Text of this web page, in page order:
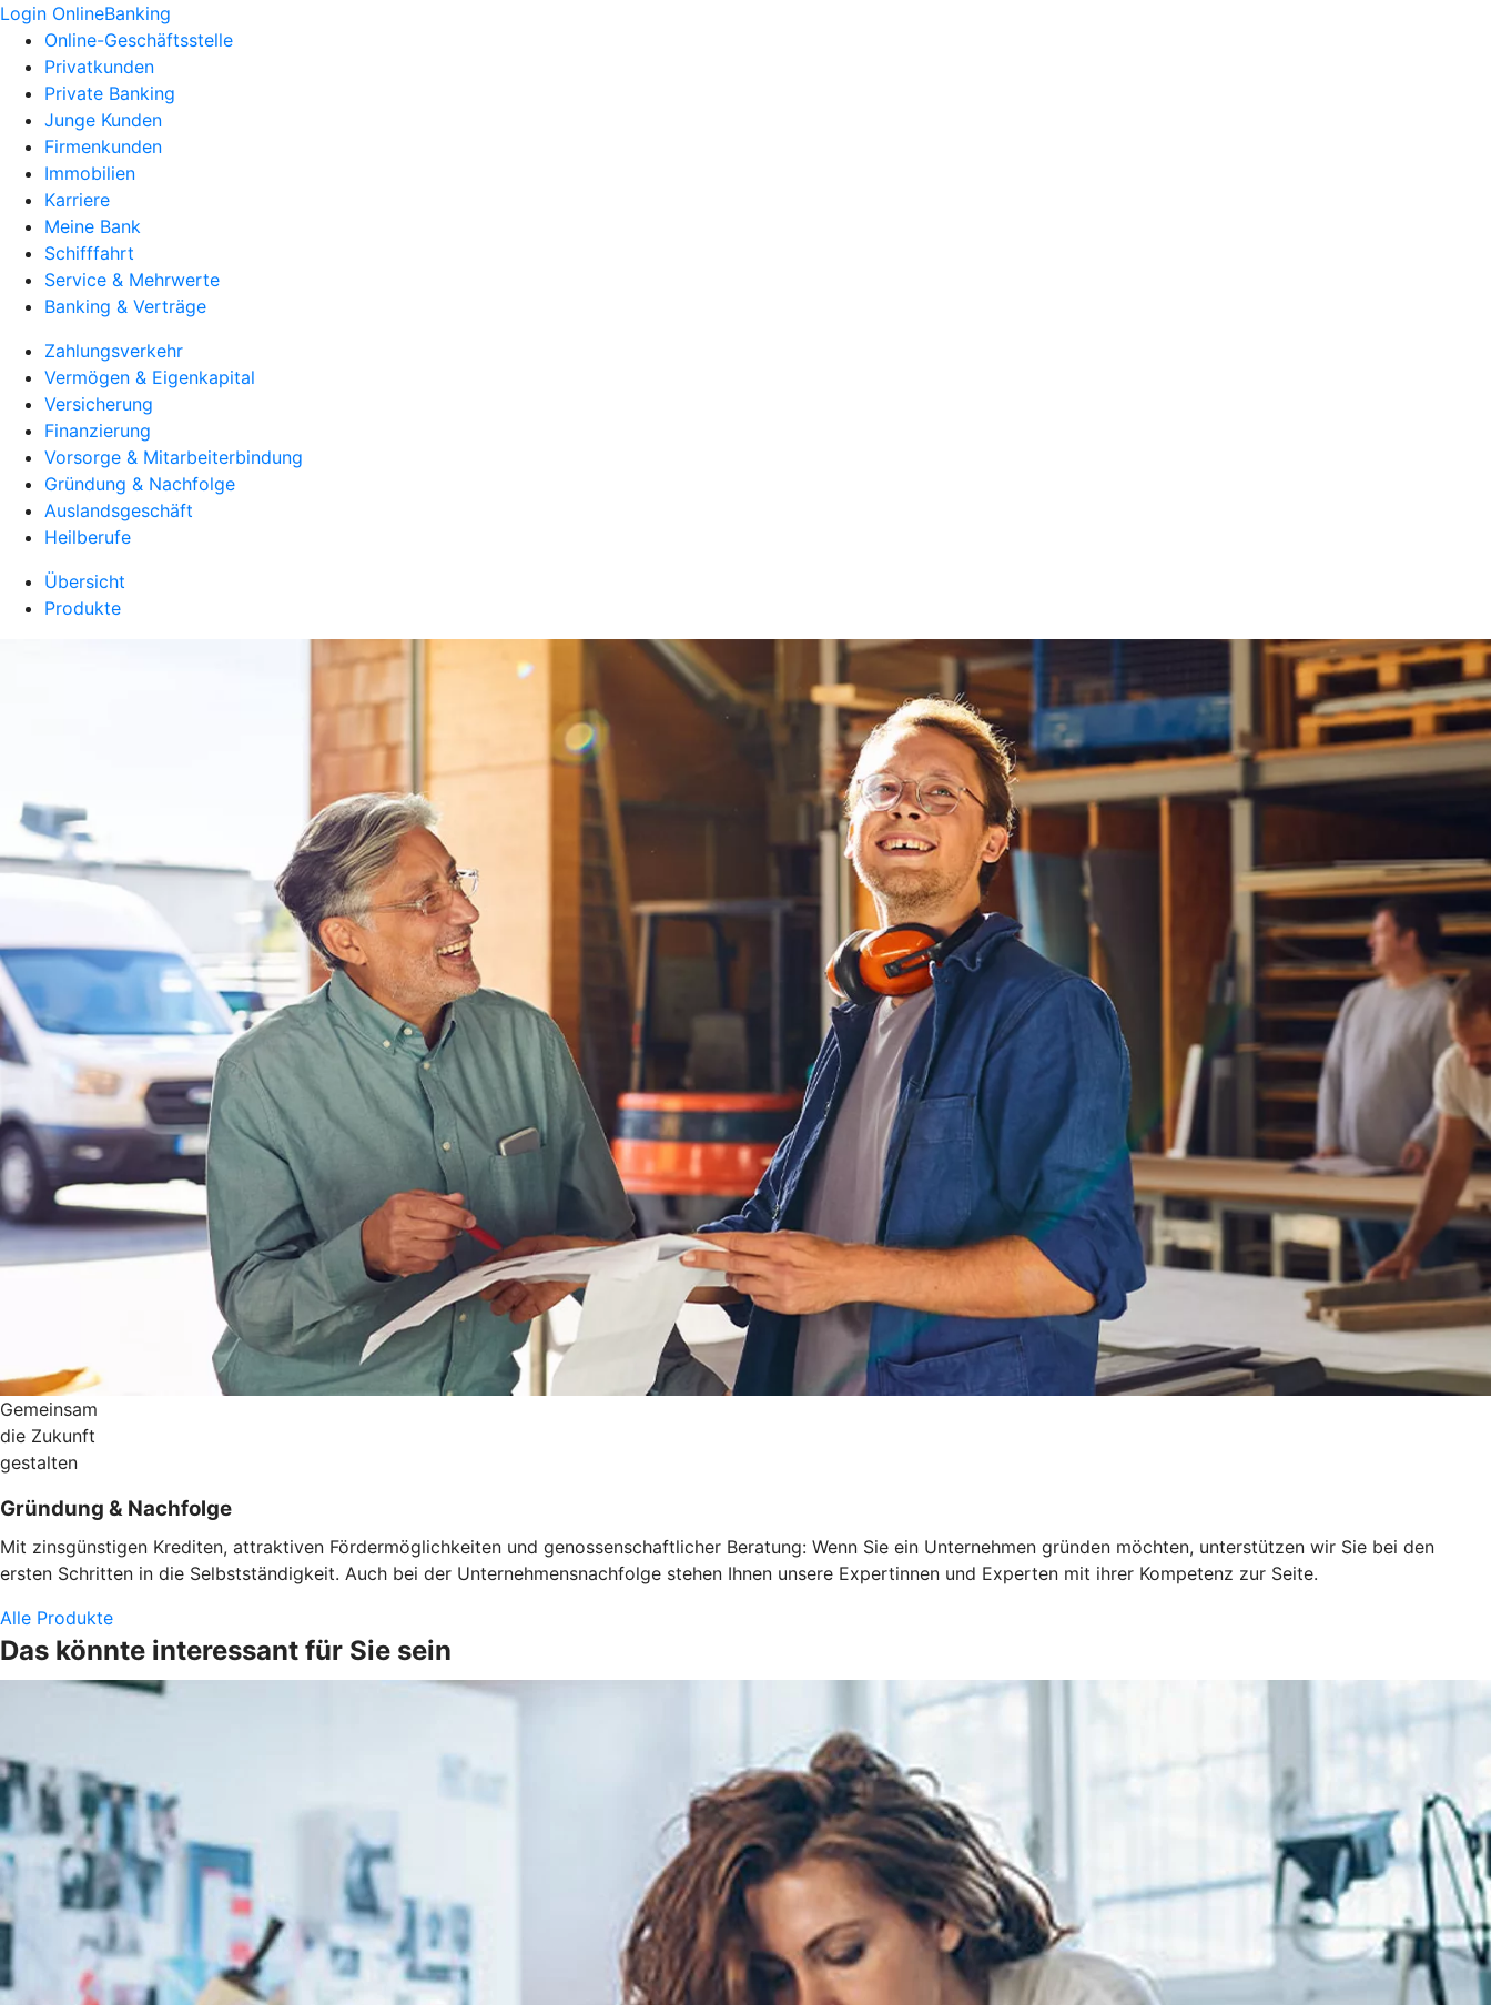
Login OnlineBanking
Online-Geschäftsstelle
Privatkunden
Private Banking
Junge Kunden
Firmenkunden
Immobilien
Karriere
Meine Bank
Schifffahrt
Service & Mehrwerte
Banking & Verträge
Zahlungsverkehr
Vermögen & Eigenkapital
Versicherung
Finanzierung
Vorsorge & Mitarbeiterbindung
Gründung & Nachfolge
Auslandsgeschäft
Heilberufe
Übersicht
Produkte
Gemeinsam
die Zukunft
gestalten
Gründung & Nachfolge
Mit zinsgünstigen Krediten, attraktiven Fördermöglichkeiten und genossenschaftlicher Beratung: Wenn Sie ein Unternehmen gründen möchten, unterstützen wir Sie bei den
ersten Schritten in die Selbstständigkeit. Auch bei der Unternehmensnachfolge stehen Ihnen unsere Expertinnen und Experten mit ihrer Kompetenz zur Seite.
Alle Produkte
Das könnte interessant für Sie sein